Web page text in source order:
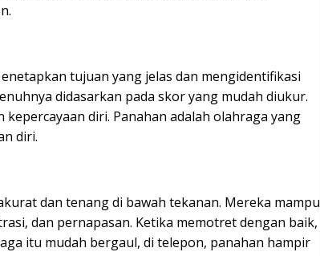
tujuan yang jelas dan mengidentifikasi
didasarkan pada skor yang mudah diukur.
diri. Panahan adalah olahraga yang
diri.
dan tenang di bawah tekanan. Mereka mampu
dan pernapasan. Ketika memotret dengan baik,
itu mudah bergaul, di telepon, panahan hampir